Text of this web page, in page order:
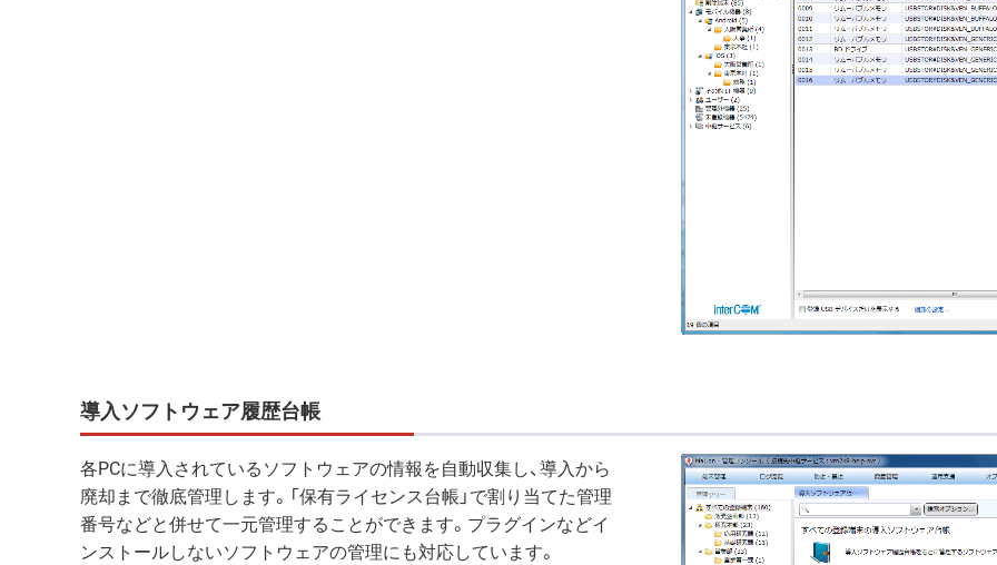
導入ソフトウェア履歴台帳
各PCに導入されているソフトウェアの情報を自動収集し、導入から
廃却まで徹底管理します。「保有ライセンス台帳」で割り当てた管理
番号などと併せて一元管理することができます。プラグインなどイ
ンストールしないソフトウェアの管理にも対応しています。